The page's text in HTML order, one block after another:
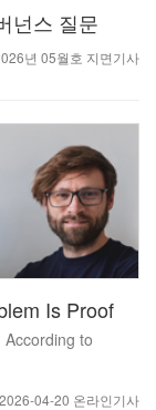
넌스 질문
년 05월호 지면기사
Is Proof
to
2026-04-20 온라인기사